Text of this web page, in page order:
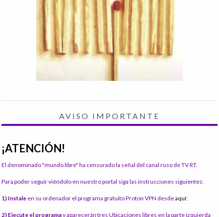
AVISO IMPORTANTE
¡ATENCIÓN!
El denominado "mundo libre" ha censurado la señal del canal ruso de TV RT.
Para poder seguir viéndolo en nuestro portal siga las instrucciones siguientes:
1) Instale en su ordenador el programa gratuito Proton VPN desdeaquí:
2) Ejecute el programay aparecerán tres Ubicaciones libres en la parte izquierda